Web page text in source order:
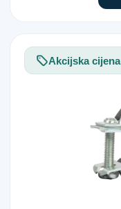
Akcijska cijena